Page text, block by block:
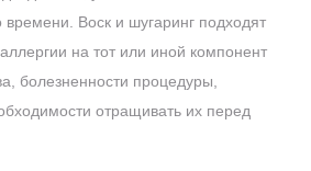
времени. Воск и шугаринг подходят
на тот или иной компонент
болезненности процедуры,
отращивать их перед